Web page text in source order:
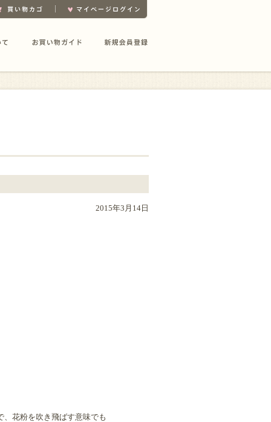
2015年3月14日
花粉を吹き飛ばす意味でも